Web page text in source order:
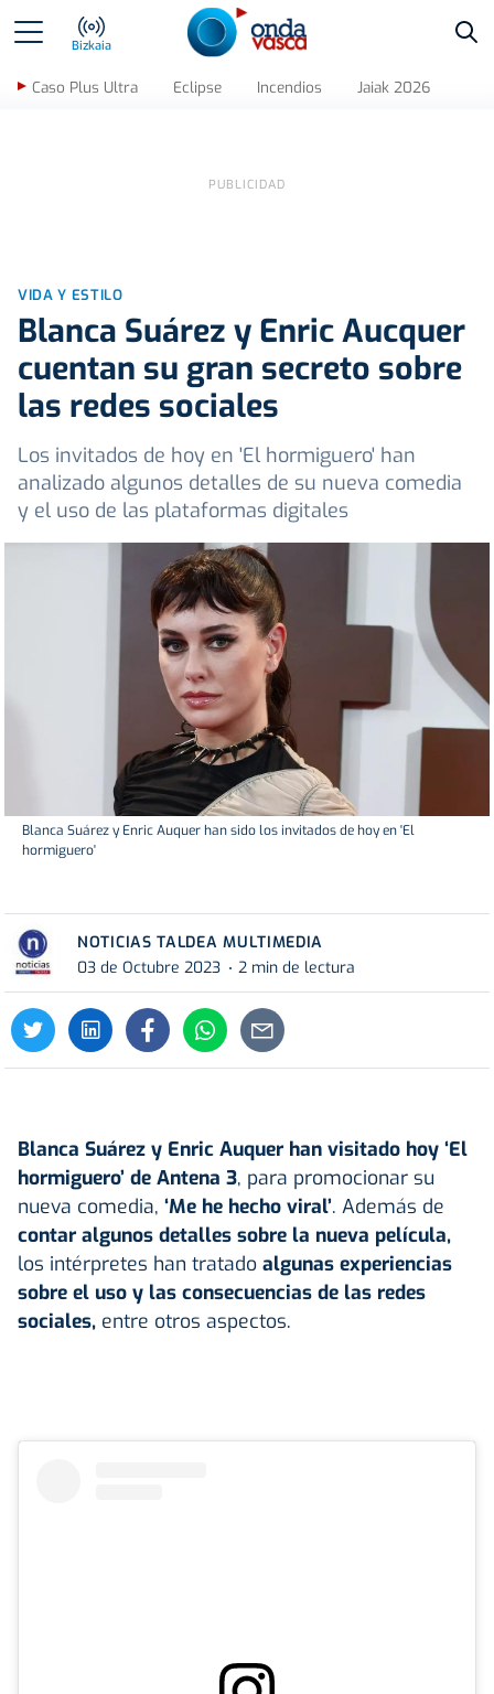
Bizkaia
Caso Plus Ultra Eclipse Incendios Jaiak 2026
VIDA Y ESTILO
Blanca Suárez y Enric Aucquer
cuentan su gran secreto sobre
las redes sociales
Los invitados de hoy en 'El hormiguero' han
analizado algunos detalles de su nueva comedia
y el uso de las plataformas digitales
Blanca Suárez y Enric Auquer han sido los invitados de hoy en 'El
hormiguero'
NOTICIAS TALDEA MULTIMEDIA
03 de Octubre 2023
2 min de lectura
Blanca Suárez y Enric Auquer han visitado hoy ‘El
hormiguero’ de Antena 3, para promocionar su
nueva comedia, ‘Me he hecho viral’. Además de
contar algunos detalles sobre la nueva película,
los intérpretes han tratado algunas experiencias
sobre el uso y las consecuencias de las redes
sociales, entre otros aspectos.